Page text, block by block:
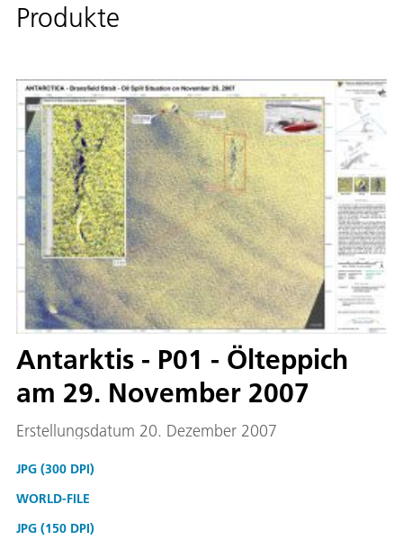
Produkte
Antarktis - P01 - Ölteppich
am 29. November 2007
Erstellungsdatum 20. Dezember 2007
JPG (300 DPI)
WORLD-FILE
JPG (150 DPI)